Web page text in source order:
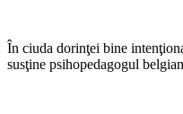
În ciuda dorinţei bine
susţine psihopedagogul